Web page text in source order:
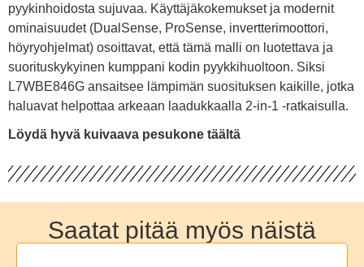
pyykinhoidosta sujuvaa. Käyttäjäkokemukset ja modernit
ominaisuudet (DualSense, ProSense, invertterimoottori,
höyryohjelmat) osoittavat, että tämä malli on luotettava ja
suorituskykyinen kumppani kodin pyykkihuoltoon. Siksi
L7WBE846G ansaitsee lämpimän suosituksen kaikille, jotka
haluavat helpottaa arkeaan laadukkaalla 2-in-1 -ratkaisulla.
Löydä hyvä kuivaava pesukone täältä
Saatat pitää myös näistä